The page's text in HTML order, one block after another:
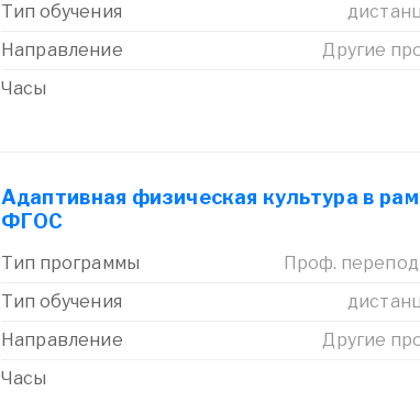
Тип обучения
Направление
Другие
Часы
Адаптивная физическая культура в
ФГОС
Тип программы
Проф.
Тип обучения
Направление
Другие
Часы